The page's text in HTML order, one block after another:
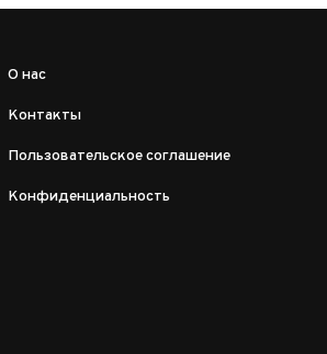
О нас
Контакты
Пользовательское соглашение
Конфиденциальность